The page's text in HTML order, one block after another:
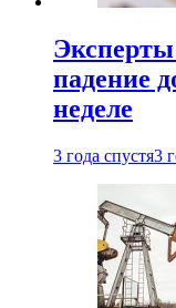
Эксперты
падение
неделе
3 года спустя3